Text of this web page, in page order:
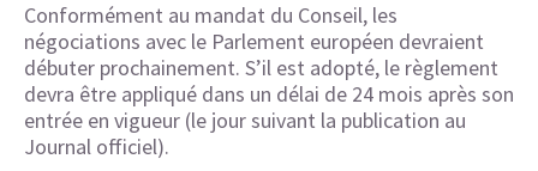
Conformément au mandat du Conseil, les
négociations avec le Parlement européen devraient
débuter prochainement. S’il est adopté, le règlement
devra être appliqué dans un délai de 24 mois après son
entrée en vigueur (le jour suivant la publication au
Journal officiel).